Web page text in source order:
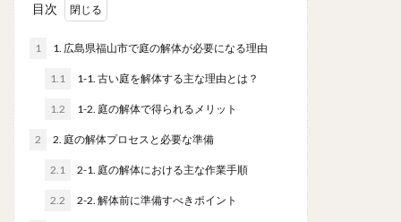
目次
1 1. 広島県福山市で庭の解体が必要になる理由
1.1 1-1. 古い庭を解体する主な理由とは？
1.2 1-2. 庭の解体で得られるメリット
2 2. 庭の解体プロセスと必要な準備
2.1 2-1. 庭の解体における主な作業手順
2.2 2-2. 解体前に準備すべきポイント